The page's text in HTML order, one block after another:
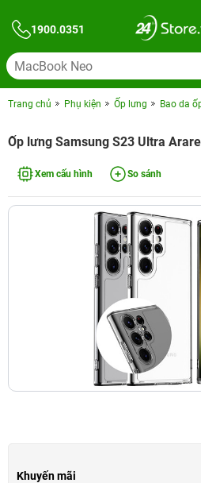
1900.0351
Trang chủ Phụ kiện Ốp lưng Bao da
Ốp lưng Samsung S23 Ultra
Xem cấu hình So sánh
Khuyến mãi